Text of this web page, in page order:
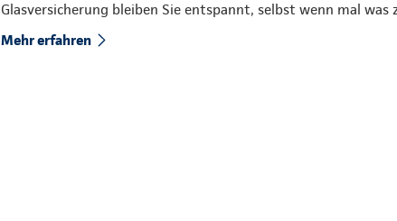
Glasversicherung bleiben Sie entspannt, selbst wenn mal was
Mehr erfahren